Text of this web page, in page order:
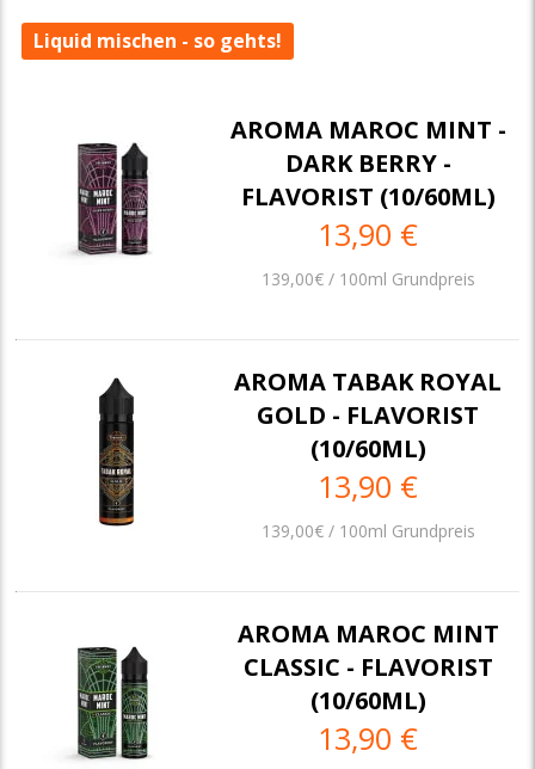
Liquid mischen - so gehts!
AROMA MAROC MINT -
DARK BERRY -
FLAVORIST (10/60ML)
13,90 €
139,00€ / 100ml Grundpreis
AROMA TABAK ROYAL
GOLD - FLAVORIST
(10/60ML)
13,90 €
139,00€ / 100ml Grundpreis
AROMA MAROC MINT
CLASSIC - FLAVORIST
(10/60ML)
13,90 €